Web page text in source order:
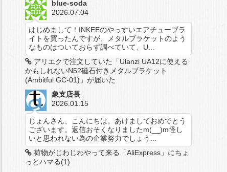
blue-soda
2026.07.04
はじめまして！INKEEのやっすいエアチューブラ
イトを買ったんですが、メタルブラケットのよう
なものはついておらず調べていて、U...
アリエクで注文していた「Ulanzi UA12に使える
かもしれないN52磁石付きメタルブラケット
(Ambitful GC-01)」が届いた
象支店長
2026.01.15
じょんさん、こんにちは。あけましておめでとう
ございます。返信おそくなりましたm(__)m怪し
いと思われない為の企業努力でしょう...
荷物がじわじわやって来る「AliExpress」にちょ
っとハマる(1)